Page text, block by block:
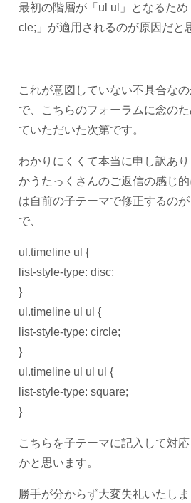
最初の階層が「ul ul」となるた
cle;」が適用されるのが原因だと
これが意図していない不具合な
で、こちらのフォーラムに念の
ていただいた次第です。
わかりにくくて本当に申し訳あり
かうたっくさんのご返信の感じ
は自前の子テーマで修正するの
で、
ul.timeline ul {
list-style-type: disc;
}
ul.timeline ul ul {
list-style-type: circle;
}
ul.timeline ul ul ul {
list-style-type: square;
}
こちらを子テーマに記入して対
かと思います。
勝手が分からず大変失礼いたし